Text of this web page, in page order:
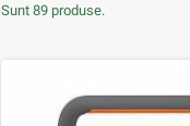
Sunt 89 produse.